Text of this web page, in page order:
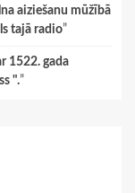
aiziešanu mūžībā
tajā radio”
1522. gada
".”